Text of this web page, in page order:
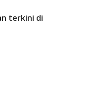
terkini di